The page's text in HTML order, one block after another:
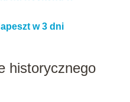
w 3 dni
historycznego